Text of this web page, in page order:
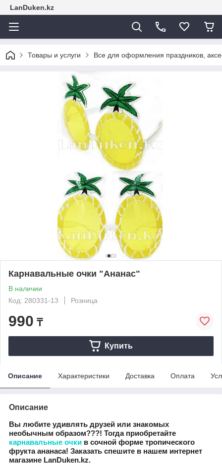
LanDuken.kz
Товары и услуги Все для оформления праздников,
Карнавальные очки "Ананас"
В наличии
Код: 280331-13
Розница
990 ₸
Купить
Описание Характеристики Доставка Оплата
Описание
Вы любите удивлять друзей или знакомых
необычным образом???! Тогда приобретайте
карнавальные очки в сочной форме тропического
фрукта ананаса! Заказать спешите в нашем интернет
магазине LanDuken.kz.